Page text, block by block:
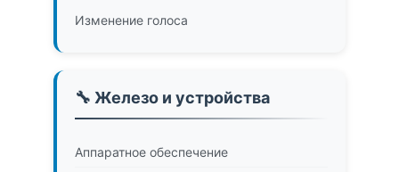
Изменение голоса
🔧 Железо и устройства
Аппаратное обеспечение